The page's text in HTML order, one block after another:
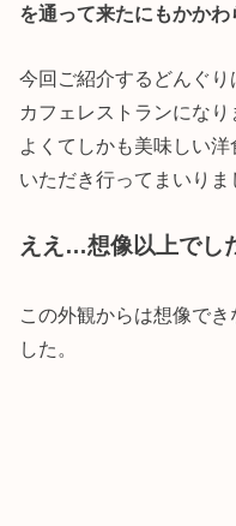
を通って来たにもかかわ
今回ご紹介するどんぐ
カフェレストランにな
よくてしかも美味しい
いただき行ってまいりま
ええ…想像以上でし
この外観からは想像で
した。